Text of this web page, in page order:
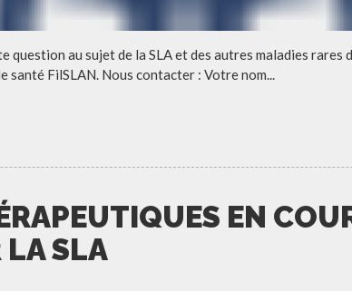
question au sujet de la SLA et des autres maladies rares
santé FilSLAN. Nous contacter : Votre nom...
EN
LA SLA